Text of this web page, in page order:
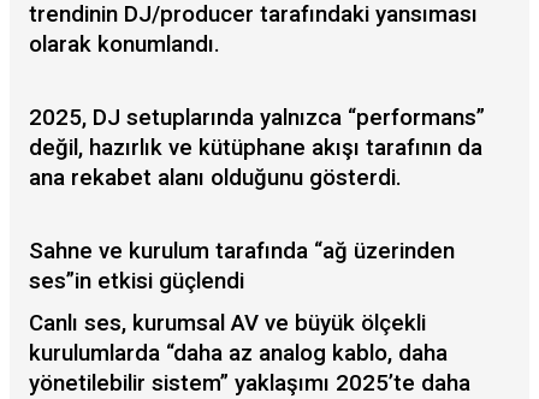
trendinin DJ/producer tarafındaki yansıması
olarak konumlandı.
2025, DJ setuplarında yalnızca “performans”
değil, hazırlık ve kütüphane akışı tarafının da
ana rekabet alanı olduğunu gösterdi.
Sahne ve kurulum tarafında “ağ üzerinden
ses”in etkisi güçlendi
Canlı ses, kurumsal AV ve büyük ölçekli
kurulumlarda “daha az analog kablo, daha
yönetilebilir sistem” yaklaşımı 2025’te daha